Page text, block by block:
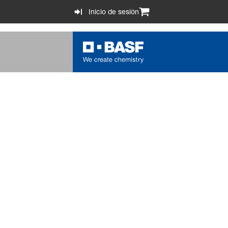
Inicio de sesión